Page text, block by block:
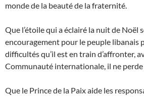
monde de la beauté de la fraternité.
Que l’étoile qui a éclairé la nuit de Noël
encouragement pour le peuple libanais
difficultés qu’il est en train d’affronter,
Communauté internationale, il ne perde
Que le Prince de la Paix aide les